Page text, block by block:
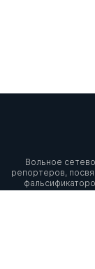
Вольное
репортеров,